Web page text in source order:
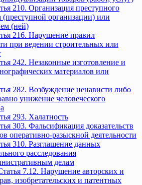
210. Организация преступного
(преступной организации) или
(ней)
216. Нарушение правил
при ведении строительных или
242. Незаконные изготовление и
материалов или
282. Возбуждение ненависти либо
унижение человеческого
293. Халатность
303. Фальсификация доказательств
оперативно-разыскной деятельности
310. Разглашение данных
расследования
делам
7.12. Нарушение авторских и
изобретательских и патентных